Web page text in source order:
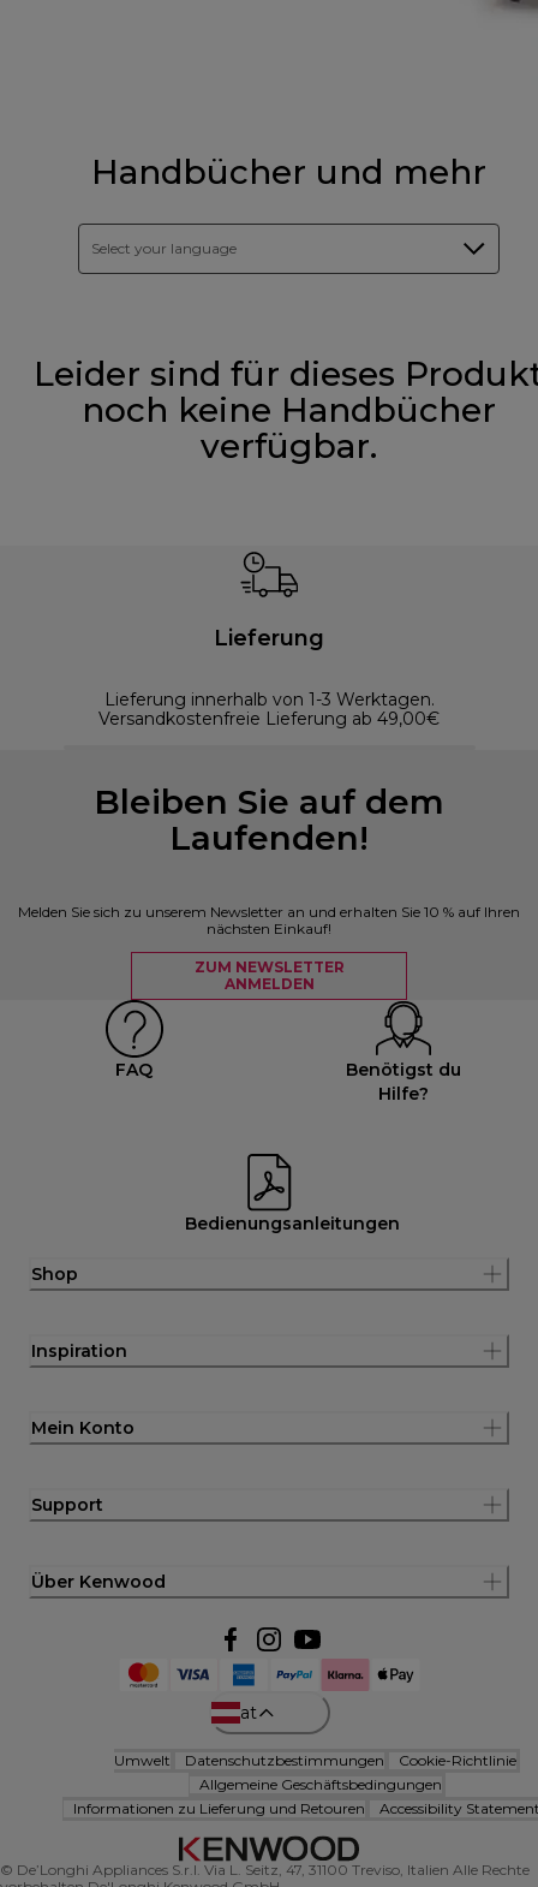
Handbücher und mehr
Select your language
Leider sind für dieses
noch keine Handbücher
verfügbar.
Lieferung
Lieferung innerhalb von 1-3 Werktagen.
Versandkostenfreie Lieferung ab 49,00€
Bleiben Sie auf dem
Laufenden!
Melden Sie sich zu unserem Newsletter an und erhalten Sie 10 % auf Ihren
nächsten Einkauf!
ZUM NEWSLETTER
ANMELDEN
FAQ
Benötigst du
Hilfe?
Bedienungsanleitungen
Shop
Inspiration
Mein Konto
Support
Über Kenwood
at
Umwelt Datenschutzbestimmungen
Cookie-Richtlinie
Allgemeine Geschäftsbedingungen
Informationen zu Lieferung und Retouren
Accessibility
© De’Longhi Appliances S.r.l. Via L. Seitz, 47, 31100 Treviso, Italien Alle Rechte